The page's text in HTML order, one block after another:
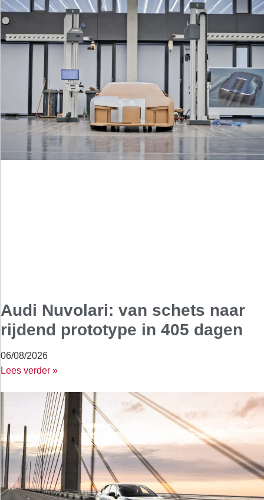
Audi Nuvolari: van schets naar
rijdend prototype in 405 dagen
06/08/2026
Lees verder »